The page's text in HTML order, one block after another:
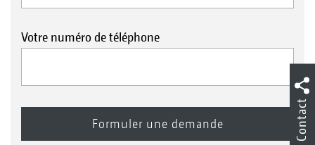
Votre numéro de téléphone
Contact